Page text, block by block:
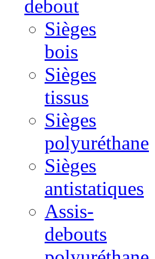
debout
Sièges
bois
Sièges
tissus
Sièges
polyuréthane
Sièges
antistatiques
Assis-
debouts